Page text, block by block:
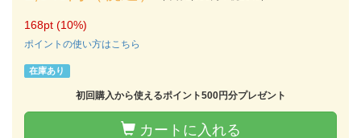
168pt (10%)
ポイントの使い方はこちら
在庫あり
初回購入から使えるポイント500円分プレゼント
カートに入れる